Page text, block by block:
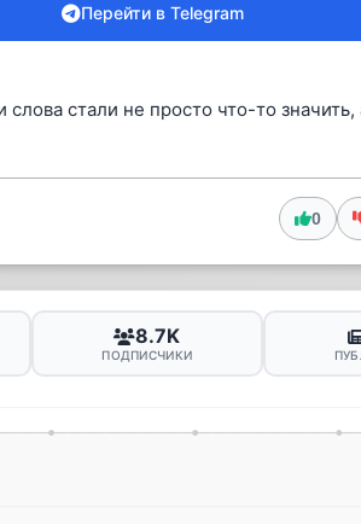
Перейти в Telegram
стали не просто что-то значить,
0
8.7K
ПОДПИСЧИКИ